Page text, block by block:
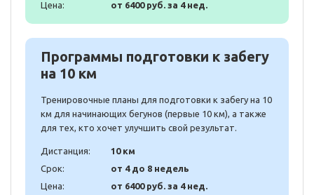
Цена:
от 6400 руб. за 4 нед.
Программы подготовки к забегу
на 10 км
Тренировочные планы для подготовки к забегу на 10
км для начинающих бегунов (первые 10 км), а также
для тех, кто хочет улучшить свой результат.
Дистанция:
10 км
Срок:
от 4 до 8 недель
Цена:
от 6400 руб. за 4 нед.